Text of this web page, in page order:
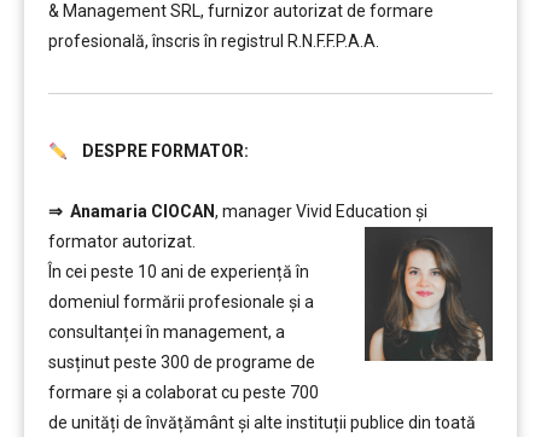
& Management SRL, furnizor autorizat de formare
profesională, înscris în registrul R.N.F.F.P.A.A.
DESPRE FORMATOR:
⇒ Anamaria CIOCAN, manager Vivid Education și
formator autorizat.
În cei peste 10 ani de experiență în
domeniul formării profesionale și a
consultanței în management, a
susținut peste 300 de programe de
formare și a colaborat cu peste 700
de unități de învățământ şi alte instituții publice din toată